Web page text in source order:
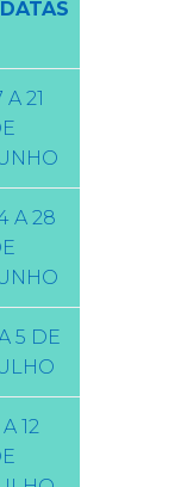
DATAS
A 21
A 28
5 DE
12